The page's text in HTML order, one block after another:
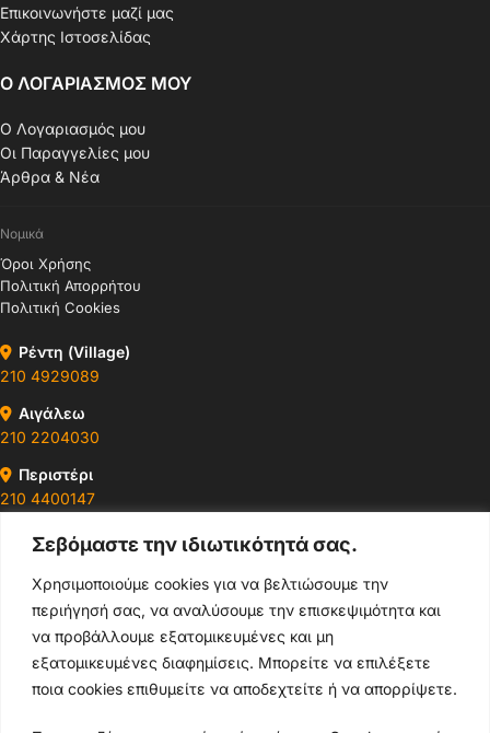
Σεβόμαστε την ιδιωτικότητά σας.
Χρησιμοποιούμε cookies για να βελτιώσουμε την
περιήγησή σας, να αναλύσουμε την επισκεψιμότητα και
να προβάλλουμε εξατομικευμένες και μη
εξατομικευμένες διαφημίσεις. Μπορείτε να επιλέξετε
ποια cookies επιθυμείτε να αποδεχτείτε ή να απορρίψετε.
Επικοινωνήστε μαζί μας
Χάρτης Ιστοσελίδας
Ο ΛΟΓΑΡΙΑΣΜΟΣ ΜΟΥ
Ο Λογαριασμός μου
Οι Παραγγελίες μου
Άρθρα & Νέα
Νομικά
Όροι Χρήσης
Πολιτική Απορρήτου
Πολιτική Cookies
Ρέντη (Village)
210 4929089
Αιγάλεω
210 2204030
Περιστέρι
210 4400147
Ωράρια & Διευθύνσεις →
210 4929089
Κεντρικό τηλέφωνο
info@thikishop.gr